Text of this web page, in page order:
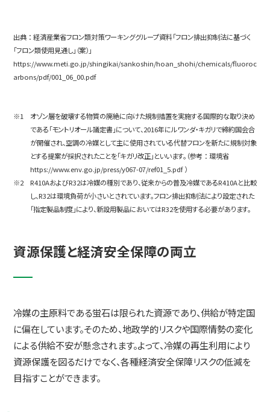
出典 ： 経済産業省フロン類対策ワーキンググループ資料「フロン排出抑制法に基づく
「フロン類使用見通し」（案）」
https://www.meti.go.jp/shingikai/sankoshin/hoan_shohi/chemicals/fluoroc
arbons/pdf/001_06_00.pdf
オゾン層を破壊する物質の廃絶に向けた規制措置を実施する国際的な取り決め
である「モントリオール議定書」について、2016年にルワンダ・キガリで締約国会合
が開催され、空調の冷媒として主に使用されている代替フロンを新たに規制対象
とする提案が採択されたことを「キガリ改正」といいます。（参考 ： 環境省
https://www.env.go.jp/press/y067-07/ref01_5.pdf）
R410AおよびR32は冷媒の種別であり、従来からの普及冷媒であるR410Aと比較
し、R32は環境負荷が小さいとされています。フロン排出抑制法により設定された
「指定製品制度」により、新設用製品においてはR32を使用する必要があります。
資源保護と経済安全保障の両立
冷媒の主原料である蛍石は限られた資源であり、供給が特定国
に偏在しています。そのため、地政学的リスクや国際情勢の変化
による供給不安が懸念されます。よって、冷媒の再生利用により
資源保護を図るだけでなく、各種経済安全保障リスクの低減を
目指すことができます。